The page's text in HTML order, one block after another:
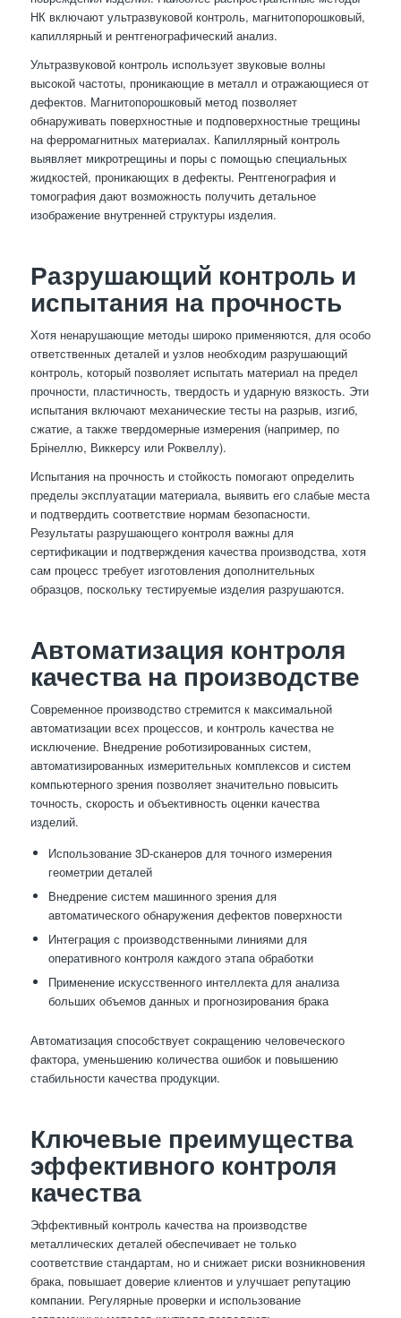
НК включают ультразвуковой контроль, магнитопорошковый,
капиллярный и рентгенографический анализ.
Ультразвуковой контроль использует звуковые волны
высокой частоты, проникающие в металл и отражающиеся от
дефектов. Магнитопорошковый метод позволяет
обнаруживать поверхностные и подповерхностные трещины
на ферромагнитных материалах. Капиллярный контроль
выявляет микротрещины и поры с помощью специальных
жидкостей, проникающих в дефекты. Рентгенография и
томография дают возможность получить детальное
изображение внутренней структуры изделия.
Разрушающий контроль и
испытания на прочность
Хотя ненарушающие методы широко применяются, для особо
ответственных деталей и узлов необходим разрушающий
контроль, который позволяет испытать материал на предел
прочности, пластичность, твердость и ударную вязкость. Эти
испытания включают механические тесты на разрыв, изгиб,
сжатие, а также твердомерные измерения (например, по
Брінеллю, Виккерсу или Роквеллу).
Испытания на прочность и стойкость помогают определить
пределы эксплуатации материала, выявить его слабые места
и подтвердить соответствие нормам безопасности.
Результаты разрушающего контроля важны для
сертификации и подтверждения качества производства, хотя
сам процесс требует изготовления дополнительных
образцов, поскольку тестируемые изделия разрушаются.
Автоматизация контроля
качества на производстве
Современное производство стремится к максимальной
автоматизации всех процессов, и контроль качества не
исключение. Внедрение роботизированных систем,
автоматизированных измерительных комплексов и систем
компьютерного зрения позволяет значительно повысить
точность, скорость и объективность оценки качества
изделий.
Использование 3D-сканеров для точного измерения
геометрии деталей
Внедрение систем машинного зрения для
автоматического обнаружения дефектов поверхности
Интеграция с производственными линиями для
оперативного контроля каждого этапа обработки
Применение искусственного интеллекта для анализа
больших объемов данных и прогнозирования брака
Автоматизация способствует сокращению человеческого
фактора, уменьшению количества ошибок и повышению
стабильности качества продукции.
Ключевые преимущества
эффективного контроля
качества
Эффективный контроль качества на производстве
металлических деталей обеспечивает не только
соответствие стандартам, но и снижает риски возникновения
брака, повышает доверие клиентов и улучшает репутацию
компании. Регулярные проверки и использование